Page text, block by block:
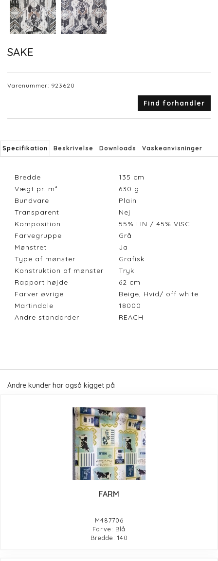
SAKE
Varenummer: 923620
Find forhandler
Specifikation Beskrivelse Downloads Vaskeanvisninger
Bredde 135 cm
Vægt pr. m²
630 g
Bundvare
Plain
Transparent
Nej
Komposition
55% LIN / 45% VISC
Farvegruppe
Grå
Mønstret
Ja
Type af mønster
Grafisk
Konstruktion af mønster
Tryk
Rapport højde
62 cm
Farver øvrige
Beige, Hvid/ off white
Martindale
18000
Andre standarder
REACH
Andre kunder har også kigget på
FARM
M487706
Farve: Blå
Bredde: 140